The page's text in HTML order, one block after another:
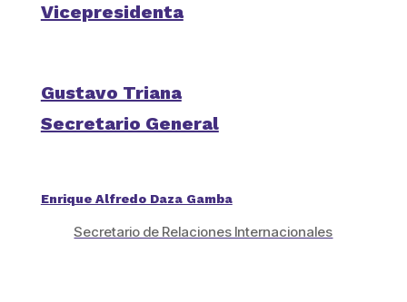
Vicepresidenta
Gustavo Triana
Secretario General
Enrique Alfredo Daza Gamba
Secretario de Relaciones Internacionales